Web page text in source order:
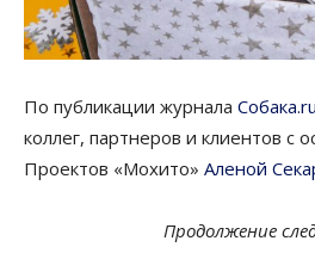
По публикации журнала Собака.ru
коллег, партнеров и клиентов с
Проектов «Мохито» Аленой
Продолжение